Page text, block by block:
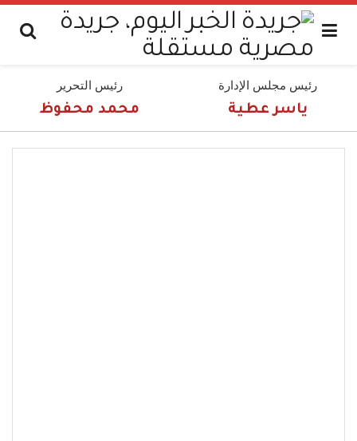
رئيس مجلس الإدارة
ياسر عطية
رئيس التحرير
محمد محفوظ